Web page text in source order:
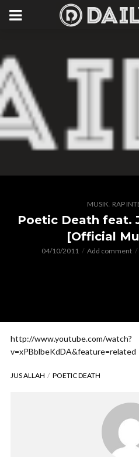
MUSIK RAP
Poetic Death feat.
[Official
04/10/2011 Add comment
http://www.youtube.com/watch?
v=xPBblbeKdDA&feature=related
JUS ALLAH POETIC DEATH